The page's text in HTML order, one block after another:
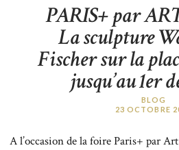
PARIS+ par
La sculpture
Fischer sur la
jusqu’au 1er
BLOG
23 OCTOBRE
A l’occasion de la foire Paris+ par